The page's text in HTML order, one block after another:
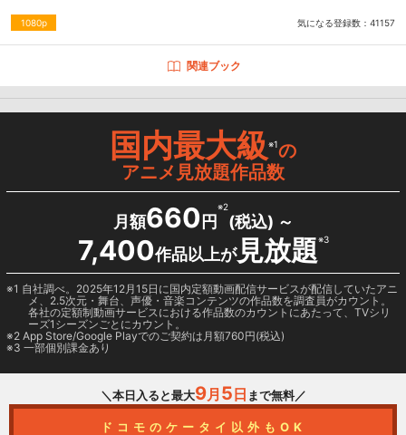
1080p 気になる登録数： 41157
関連ブック
国内最大級※1の
アニメ見放題作品数
月額660 円
※2
(税込) ～
7,400作品以上が見放題※3
1 自社調べ。2025年12月15日に国内定額動画配信サービスが配信していたアニ
メ、2.5次元・舞台、声優・音楽コンテンツの作品数を調査員がカウント。
各社の定額制動画サービスにおける作品数のカウントにあたって、TVシリ
ーズ1シーズンごとにカウント。
2 App Store/Google Playでのご契約は月額760円(税込)
3 一部個別課金あり
＼本日入ると最大9月 5 日 まで無料／
ドコモのケータイ以外もOK